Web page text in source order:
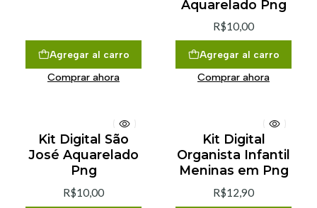
Agregar al carro
Comprar ahora
Aquarelado Png
R$10,00
Agregar al carro
Comprar ahora
Kit Digital São
José Aquarelado
Png
R$10,00
Kit Digital
Organista Infantil
Meninas em Png
R$12,90